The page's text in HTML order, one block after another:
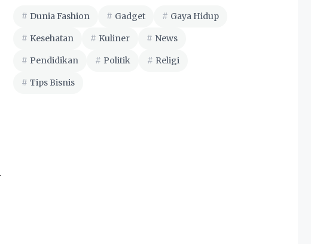
Dunia Fashion Gadget Gaya Hidup
Kesehatan Kuliner News
Pendidikan Politik Religi
Tips Bisnis